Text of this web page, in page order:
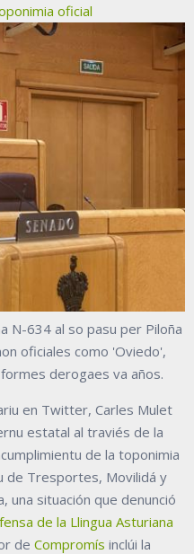
oficial
N-634 al so pasu per Piloña
oficiales como 'Oviedo',
derogaes va años.
en Twitter, Carles Mulet
estatal al traviés de la
de la toponimia
de Tresportes, Movilidá y
una situación que denunció
de la Llingua Asturiana
de Compromís inclúi la